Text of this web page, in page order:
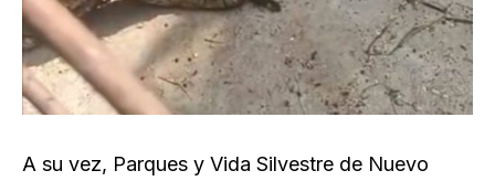
A su vez, Parques y Vida Silvestre de Nuevo